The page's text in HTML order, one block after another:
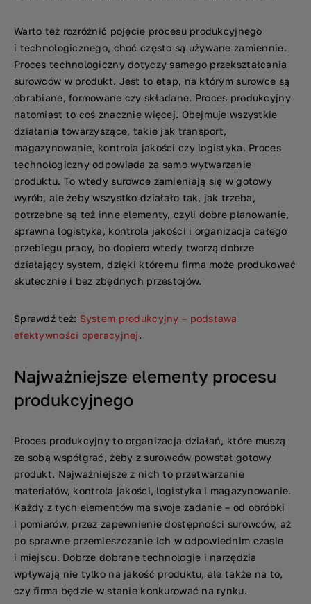
Warto też rozróżnić pojęcie procesu produkcyjnego
i technologicznego, choć często są używane zamiennie.
Proces technologiczny dotyczy samego przekształcania
surowców w produkt. Jest to etap, na którym surowce są
obrabiane, formowane czy składane. Proces produkcyjny
natomiast to coś znacznie więcej. Obejmuje wszystkie
działania towarzyszące, takie jak transport,
magazynowanie, kontrola jakości czy logistyka. Proces
technologiczny odpowiada za samo wytwarzanie
produktu. To wtedy surowce zamieniają się w gotowy
wyrób, ale żeby wszystko działało tak, jak trzeba,
potrzebne są też inne elementy, czyli dobre planowanie,
sprawna logistyka, kontrola jakości i organizacja całego
przebiegu pracy, bo dopiero wtedy tworzą dobrze
działający system, dzięki któremu firma może produkować
skutecznie i bez zbędnych przestojów.
Sprawdź też: System produkcyjny – podstawa
efektywności operacyjnej.
Najważniejsze elementy procesu
produkcyjnego
Proces produkcyjny to organizacja działań, które muszą
ze sobą współgrać, żeby z surowców powstał gotowy
produkt. Najważniejsze z nich to przetwarzanie
materiałów, kontrola jakości, logistyka i magazynowanie.
Każdy z tych elementów ma swoje zadanie – od obróbki
i pomiarów, przez zapewnienie dostępności surowców, aż
po sprawne przemieszczanie ich w odpowiednim czasie
i miejscu. Dobrze dobrane technologie i narzędzia
wpływają nie tylko na jakość produktu, ale także na to,
czy firma będzie w stanie konkurować na rynku.